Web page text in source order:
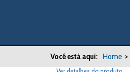
Você está aqui: Home >